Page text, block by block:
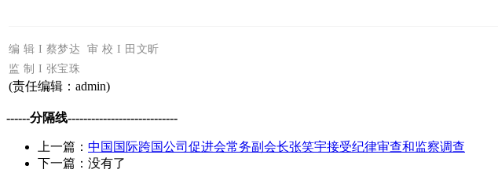
编 辑 I 蔡梦达审 校 I 田文昕
监 制 I 张宝珠
(责任编辑：admin)
------分隔线----------------------------
上一篇： 中国国际跨国公司促进会常务副会长张笑宇接受纪律审查和监察调查
下一篇：没有了